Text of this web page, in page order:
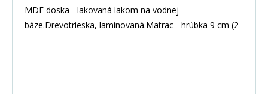
MDF doska - lakovaná lakom na vodnej
báze.Drevotrieska, laminovaná.Matrac - hrúbka 9 cm (2